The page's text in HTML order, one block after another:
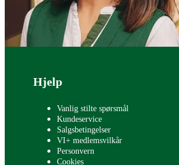
Bunntekst
Hjelp
Vanlig stilte spørsmål
Kundeservice
Salgsbetingelser
VI+ medlemsvilkår
Personvern
Cookies